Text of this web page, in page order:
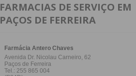
FARMACIAS DE SERVIÇO EM
PAÇOS DE FERREIRA